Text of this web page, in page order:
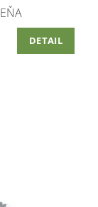
DETAIL